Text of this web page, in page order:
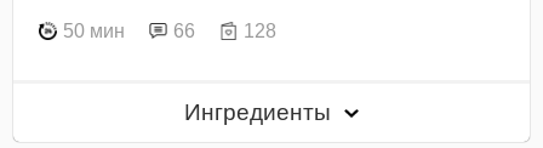
50 мин 66 128
Ингредиенты